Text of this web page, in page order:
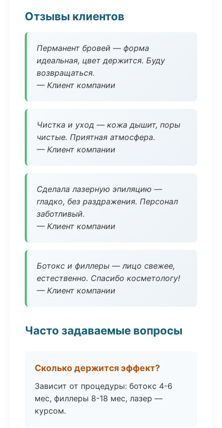
Отзывы клиентов
Перманент бровей — форма
идеальная, цвет держится. Буду
возвращаться.
— Клиент компании
Чистка и уход — кожа дышит, поры
чистые. Приятная атмосфера.
— Клиент компании
Сделала лазерную эпиляцию —
гладко, без раздражения. Персонал
заботливый.
— Клиент компании
Ботокс и филлеры — лицо свежее,
естественно. Спасибо косметологу!
— Клиент компании
Часто задаваемые вопросы
Сколько держится эффект?
Зависит от процедуры: ботокс 4-6
мес, филлеры 8-18 мес, лазер —
курсом.